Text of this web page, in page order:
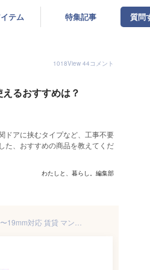
テム 特集記事 質問
1018View 44コメント
るおすすめは？
ドアに挟むタイプなど、工事不要
た、おすすめの商品を教えてくだ
わたしと、暮らし。編集部